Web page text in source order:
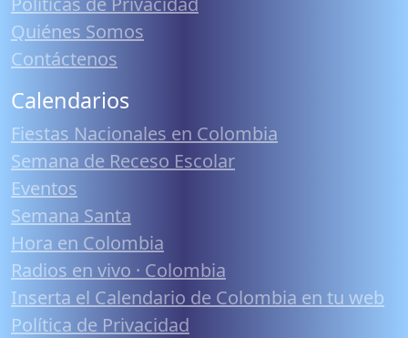
Quiénes Somos
Contáctenos
Calendarios
Fiestas Nacionales en Colombia
Semana de Receso Escolar
Eventos
Semana Santa
Hora en Colombia
Radios en vivo · Colombia
Inserta el Calendario de Colombia en tu web
Política de Privacidad